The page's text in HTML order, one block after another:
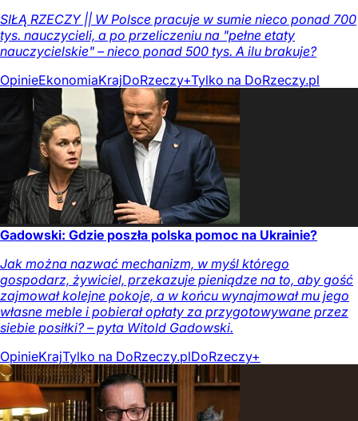
SIŁĄ RZECZY || W Polsce pracuje w sumie nieco ponad 700
tys. nauczycieli, a po przeliczeniu na "pełne etaty
nauczycielskie" – nieco ponad 500 tys. A ilu brakuje?
OpinieEkonomiaKrajDoRzeczy+Tylko na DoRzeczy.pl
Gadowski: Gdzie poszła polska pomoc na Ukrainie?
Jak można nazwać mechanizm, w myśl którego
gospodarz, żywiciel, przekazuje pieniądze na to, aby gość
zajmował kolejne pokoje, a w końcu wynajmował mu jego
własne meble i pobierał opłaty za przygotowywane przez
siebie posiłki? – pyta Witold Gadowski.
OpinieKrajTylko na DoRzeczy.plDoRzeczy+